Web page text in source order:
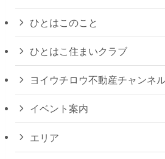
ひとはこのこと
ひとはこ住まいクラブ
ヨイウチロウ不動産チャンネ
イベント案内
エリア